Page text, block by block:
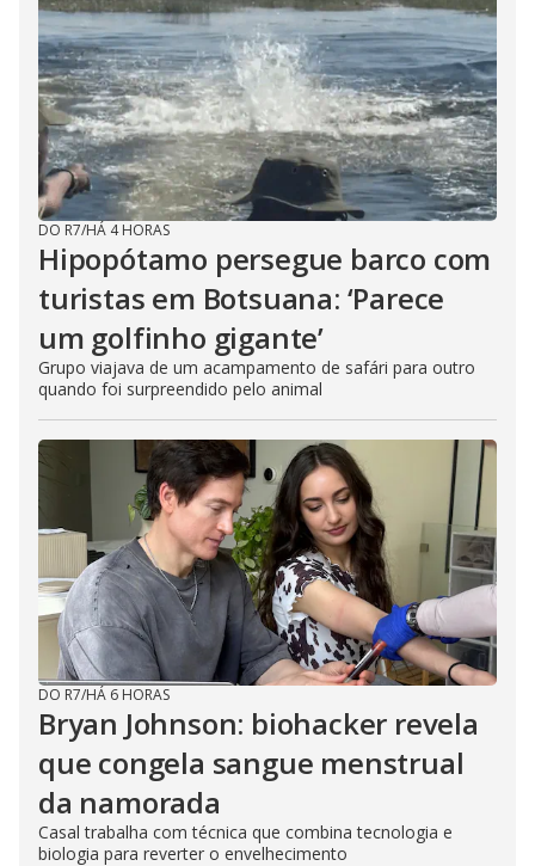
DO R7/HÁ 4 HORAS
Hipopótamo persegue barco com
turistas em Botsuana: ‘Parece
um golfinho gigante’
Grupo viajava de um acampamento de safári para outro
quando foi surpreendido pelo animal
DO R7/HÁ 6 HORAS
Bryan Johnson: biohacker revela
que congela sangue menstrual
da namorada
Casal trabalha com técnica que combina tecnologia e
biologia para reverter o envelhecimento